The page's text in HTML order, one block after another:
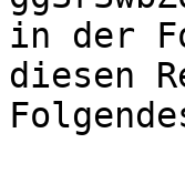
in der
diesen